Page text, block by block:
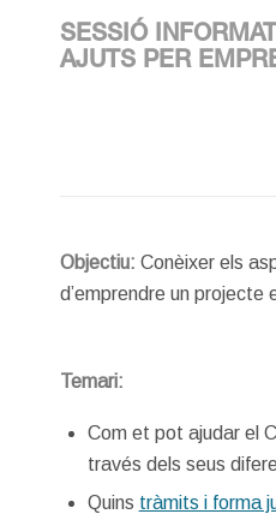
SESSIÓ
AJUTS PER
Objectiu: Conèixer els
d’emprendre un projecte
Temari:
Com et pot ajudar el
través dels seus
Quins tràmits i forma